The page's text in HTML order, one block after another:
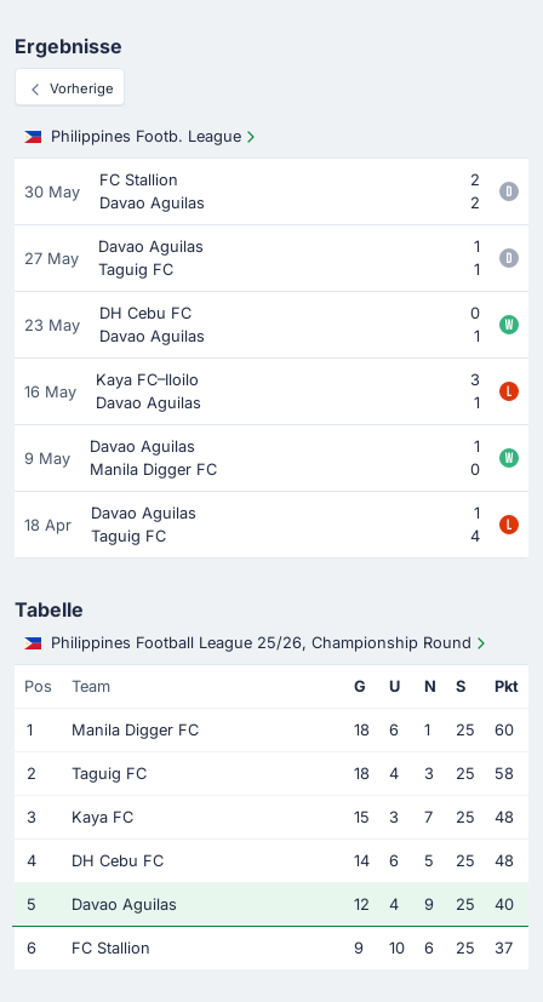
Ergebnisse
Vorherige
Philippines Footb. League
30 May
FC Stallion
2
Davao Aguilas
2
27 May
Davao Aguilas
1
Taguig FC
1
23 May
DH Cebu FC
0
Davao Aguilas
1
16 May
Kaya FC–Iloilo
3
Davao Aguilas
1
9 May
Davao Aguilas
1
Manila Digger FC
0
18 Apr
Davao Aguilas
1
Taguig FC
4
Tabelle
Philippines Football League 25/26, Championship Round
Pos Team G U N S Pkt
1 Manila Digger FC 18 6 1 25 60
2 Taguig FC 18 4 3 25 58
3 Kaya FC 15 3 7 25 48
4 DH Cebu FC 14 6 5 25 48
5 Davao Aguilas 12 4 9 25 40
6 FC Stallion 9 10 6 25 37